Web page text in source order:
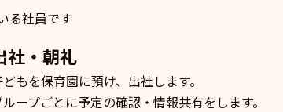
る社員です
社・朝礼
もを保育園に預け、出社します。
ループごとに予定の確認・情報共有をします。